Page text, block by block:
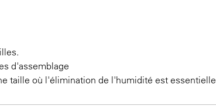
d'assemblage
taille où l'élimination de l'humidité est essentielle